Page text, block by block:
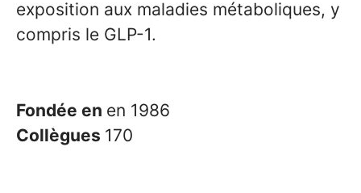
exposition aux maladies métaboliques, y
compris le GLP-1.
Fondée en en 1986
Collègues 170